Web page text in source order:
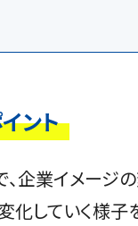
ント
で、企業イ
化していく様